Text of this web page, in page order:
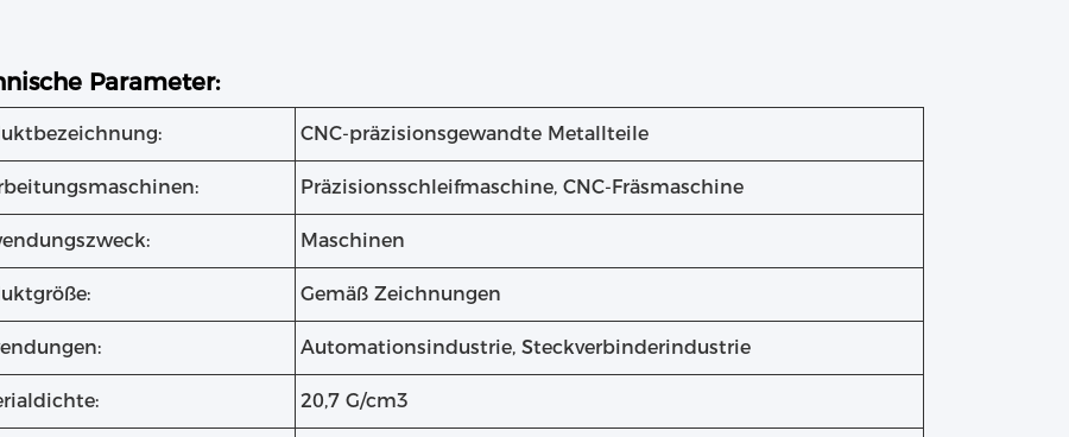
Parameter:
CNC-präzisionsgewandte Metallteile
Präzisionsschleifmaschine, CNC-Fräsmaschine
Maschinen
Gemäß Zeichnungen
Automationsindustrie, Steckverbinderindustrie
20,7 G/cm3